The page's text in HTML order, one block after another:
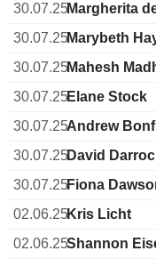
30.07.25Margherita
30.07.25Marybeth
30.07.25Mahesh
30.07.25Elane Stock
30.07.25Andrew
30.07.25David
30.07.25Fiona
02.06.25Kris Licht
02.06.25Shannon